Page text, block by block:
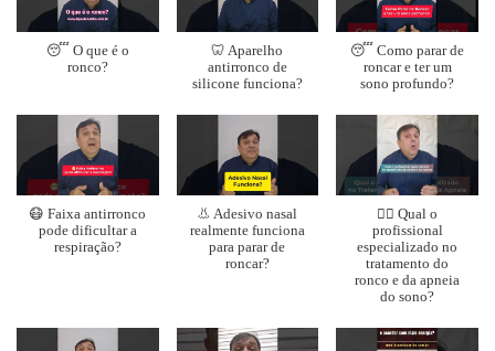
😴 O que é o
ronco?
🦷 Aparelho
antirronco de
silicone funciona?
😴 Como parar de
roncar e ter um
sono profundo?
😷 Faixa antirronco
pode dificultar a
respiração?
👃 Adesivo nasal
realmente funciona
para parar de
roncar?
👨‍⚕️ Qual o
profissional
especializado no
tratamento do
ronco e da apneia
do sono?